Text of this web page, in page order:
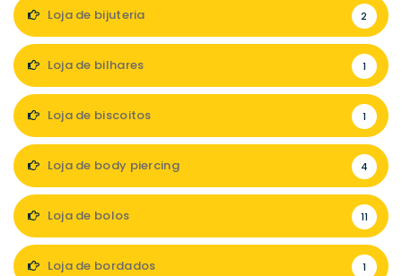
Loja de bijuteria 2
Loja de bilhares 1
Loja de biscoitos 1
Loja de body piercing 4
Loja de bolos 11
Loja de bordados 1